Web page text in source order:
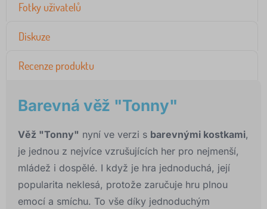
Fotky uživatelů
Diskuze
Recenze produktu
Barevná věž "Tonny"
Věž "Tonny" nyní ve verzi s barevnými kostkami,
je jednou z nejvíce vzrušujících her pro nejmenší,
mládež i dospělé. I když je hra jednoduchá, její
popularita neklesá, protože zaručuje hru plnou
emocí a smíchu. To vše díky jednoduchým